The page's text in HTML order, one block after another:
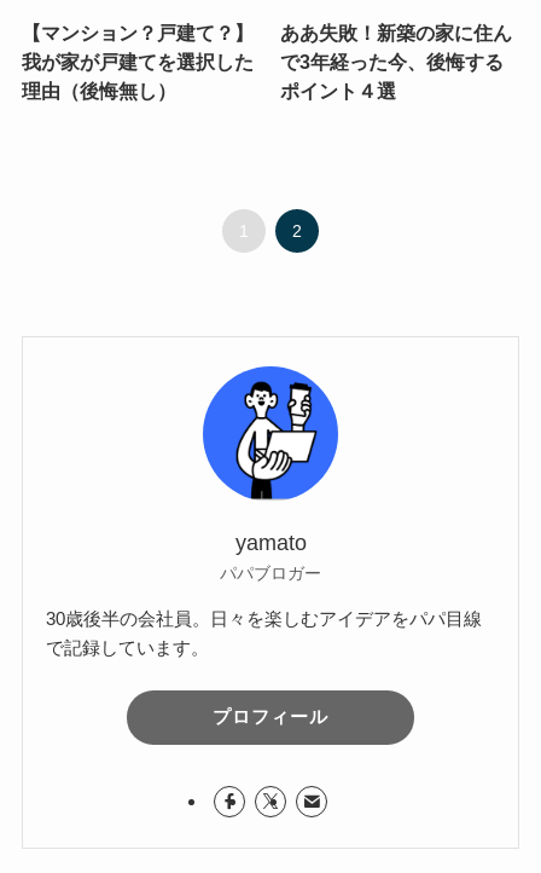
【マンション？戸建て？】
我が家が戸建てを選択した
理由（後悔無し）
ああ失敗！新築の家に住ん
で3年経った今、後悔する
ポイント４選
1 2
yamato
パパブロガー
30歳後半の会社員。日々を楽しむアイデアをパパ目線
で記録しています。
プロフィール